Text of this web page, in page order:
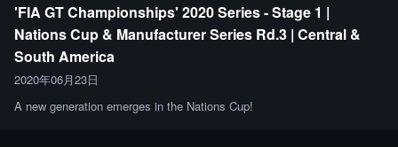
'FIA GT Championships' 2020 Series - Stage 1 |
Nations Cup & Manufacturer Series Rd.3 | Central &
South America
2020年06月23日
A new generation emerges in the Nations Cup!